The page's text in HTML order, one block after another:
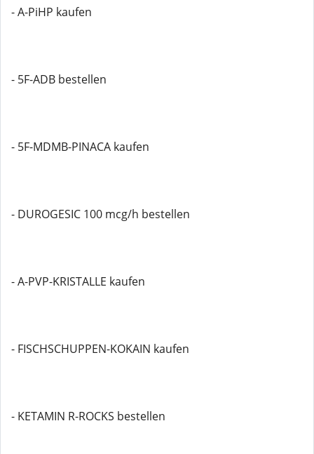
- A-PiHP kaufen
- 5F-ADB bestellen
- 5F-MDMB-PINACA kaufen
- DUROGESIC 100 mcg/h bestellen
- A-PVP-KRISTALLE kaufen
- FISCHSCHUPPEN-KOKAIN kaufen
- KETAMIN R-ROCKS bestellen